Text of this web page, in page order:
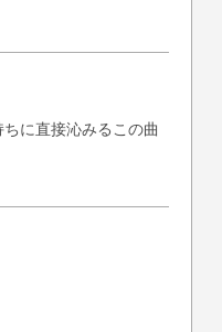
に直接沁みるこの曲